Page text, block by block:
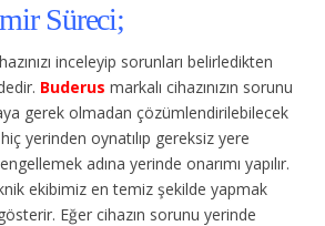
Süreci;
inceleyip sorunları belirledikten
Buderus markalı cihazınızın sorunu
gerek olmadan çözümlendirilebilecek
yerinden oynatılıp gereksiz yere
adına yerinde onarımı yapılır.
ekibimiz en temiz şekilde yapmak
Eğer cihazın sorunu yerinde